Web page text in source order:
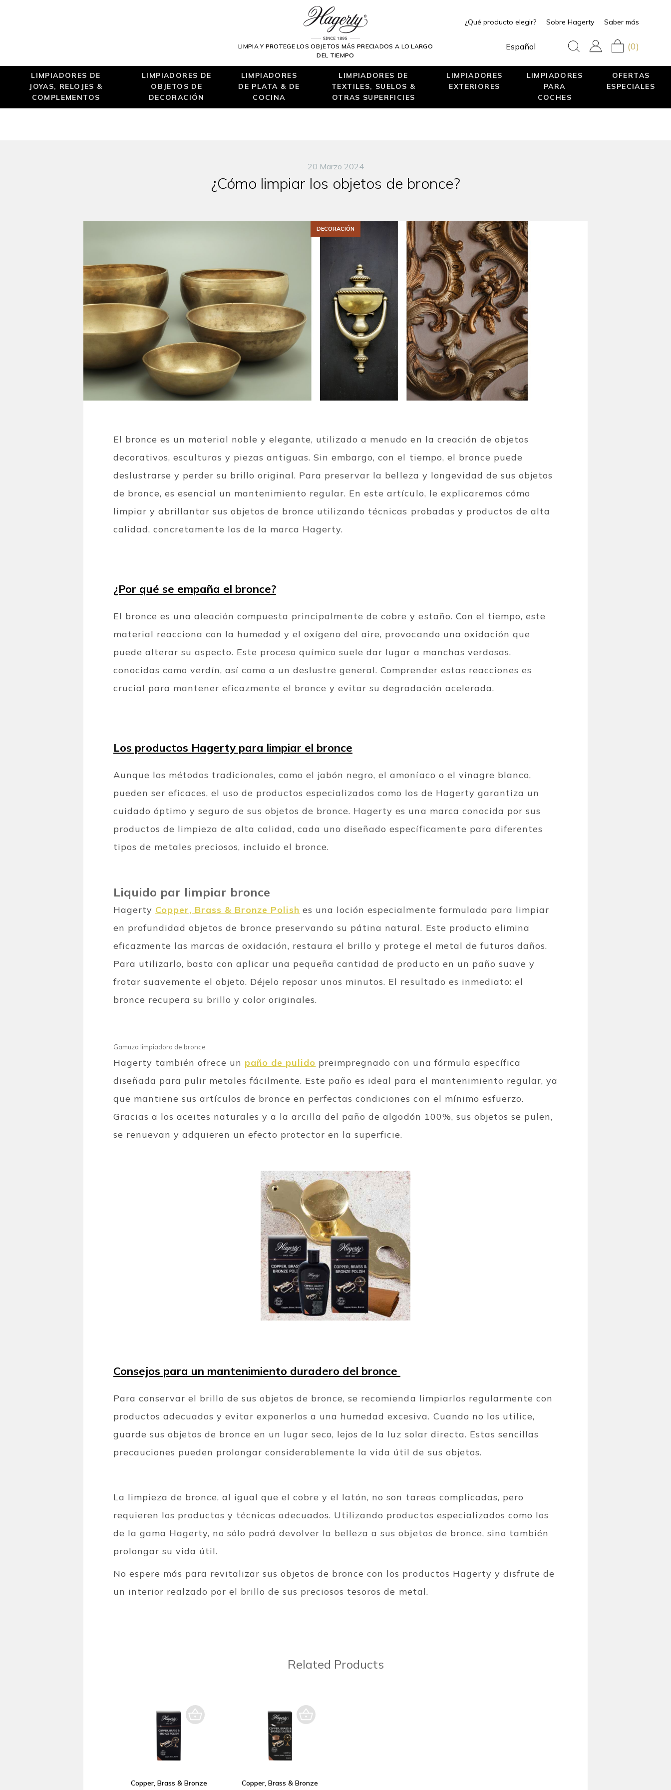
LIMPIA Y PROTEGE LOS OBJETOS MÁS PRECIADOS A LO LARGO
DEL TIEMPO
¿Qué producto elegir? Sobre Hagerty Saber más
Español (0)
LIMPIADORES DE
JOYAS, RELOJES &
COMPLEMENTOS
LIMPIADORES DE
OBJETOS DE
DECORACIÓN
LIMPIADORES
DE PLATA & DE
COCINA
LIMPIADORES DE
TEXTILES, SUELOS &
OTRAS SUPERFICIES
LIMPIADORES
EXTERIORES
LIMPIADORES
PARA
COCHES
OFERTAS
ESPECIALES
20 Marzo 2024
¿Cómo limpiar los objetos de bronce?
DECORACIÓN
El bronce es un material noble y elegante, utilizado a menudo en la creación de objetos
decorativos, esculturas y piezas antiguas. Sin embargo, con el tiempo, el bronce puede
deslustrarse y perder su brillo original. Para preservar la belleza y longevidad de sus objetos
de bronce, es esencial un mantenimiento regular. En este artículo, le explicaremos cómo
limpiar y abrillantar sus objetos de bronce utilizando técnicas probadas y productos de alta
calidad, concretamente los de la marca Hagerty.
¿Por qué se empaña el bronce?
El bronce es una aleación compuesta principalmente de cobre y estaño. Con el tiempo, este
material reacciona con la humedad y el oxígeno del aire, provocando una oxidación que
puede alterar su aspecto. Este proceso químico suele dar lugar a manchas verdosas,
conocidas como verdín, así como a un deslustre general. Comprender estas reacciones es
crucial para mantener eficazmente el bronce y evitar su degradación acelerada.
Los productos Hagerty para limpiar el bronce
Aunque los métodos tradicionales, como el jabón negro, el amoníaco o el vinagre blanco,
pueden ser eficaces, el uso de productos especializados como los de Hagerty garantiza un
cuidado óptimo y seguro de sus objetos de bronce. Hagerty es una marca conocida por sus
productos de limpieza de alta calidad, cada uno diseñado específicamente para diferentes
tipos de metales preciosos, incluido el bronce.
Liquido par limpiar bronce
Hagerty Copper, Brass & Bronze Polish es una loción especialmente formulada para limpiar
en profundidad objetos de bronce preservando su pátina natural. Este producto elimina
eficazmente las marcas de oxidación, restaura el brillo y protege el metal de futuros daños.
Para utilizarlo, basta con aplicar una pequeña cantidad de producto en un paño suave y
frotar suavemente el objeto. Déjelo reposar unos minutos. El resultado es inmediato: el
bronce recupera su brillo y color originales.
Gamuza limpiadora de bronce
Hagerty también ofrece un paño de pulido preimpregnado con una fórmula específica
diseñada para pulir metales fácilmente. Este paño es ideal para el mantenimiento regular, ya
que mantiene sus artículos de bronce en perfectas condiciones con el mínimo esfuerzo.
Gracias a los aceites naturales y a la arcilla del paño de algodón 100%, sus objetos se pulen,
se renuevan y adquieren un efecto protector en la superficie.
Consejos para un mantenimiento duradero del bronce
Para conservar el brillo de sus objetos de bronce, se recomienda limpiarlos regularmente con
productos adecuados y evitar exponerlos a una humedad excesiva. Cuando no los utilice,
guarde sus objetos de bronce en un lugar seco, lejos de la luz solar directa. Estas sencillas
precauciones pueden prolongar considerablemente la vida útil de sus objetos.
La limpieza de bronce, al igual que el cobre y el latón, no son tareas complicadas, pero
requieren los productos y técnicas adecuados. Utilizando productos especializados como los
de la gama Hagerty, no sólo podrá devolver la belleza a sus objetos de bronce, sino también
prolongar su vida útil.
No espere más para revitalizar sus objetos de bronce con los productos Hagerty y disfrute de
un interior realzado por el brillo de sus preciosos tesoros de metal.
Related Products
Copper, Brass & Bronze
Copper, Brass & Bronze